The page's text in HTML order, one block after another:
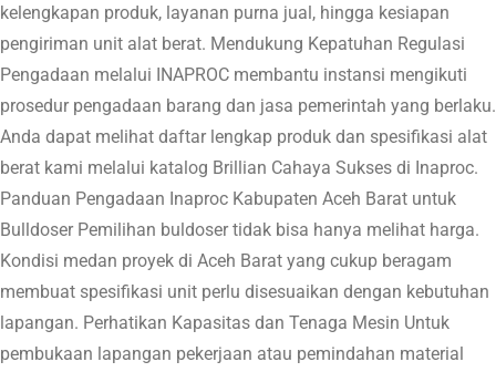
kelengkapan produk, layanan purna jual, hingga kesiapan
pengiriman unit alat berat. Mendukung Kepatuhan Regulasi
Pengadaan melalui INAPROC membantu instansi mengikuti
prosedur pengadaan barang dan jasa pemerintah yang berlaku.
Anda dapat melihat daftar lengkap produk dan spesifikasi alat
berat kami melalui katalog Brillian Cahaya Sukses di Inaproc.
Panduan Pengadaan Inaproc Kabupaten Aceh Barat untuk
Bulldoser Pemilihan buldoser tidak bisa hanya melihat harga.
Kondisi medan proyek di Aceh Barat yang cukup beragam
membuat spesifikasi unit perlu disesuaikan dengan kebutuhan
lapangan. Perhatikan Kapasitas dan Tenaga Mesin Untuk
pembukaan lapangan pekerjaan atau pemindahan material